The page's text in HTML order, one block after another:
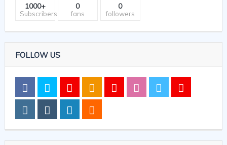
1000+
Subscribers
0
fans
0
followers
FOLLOW US